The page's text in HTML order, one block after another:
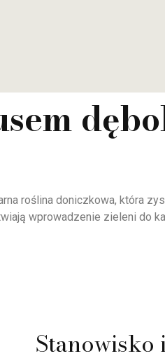
roślina doniczkowa, która
wprowadzenie zieleni do
Stanowisko